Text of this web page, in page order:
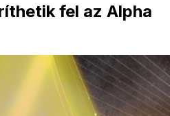
fel az Alpha